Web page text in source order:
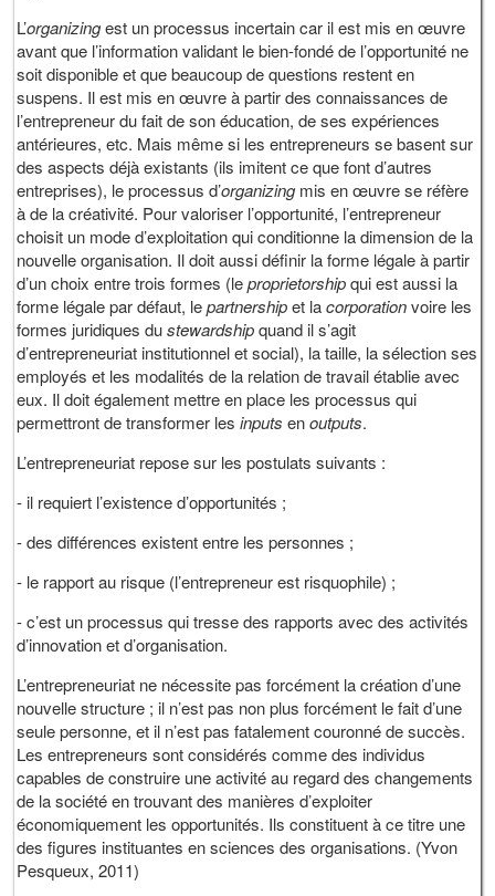
L’organizingest un processus incertain car il est mis en œuvre
avant que l’information validant le bien-fondé de l’opportunité ne
soit disponible et que beaucoup de questions restent en
suspens. Il est mis en œuvre à partir des connaissances de
l’entrepreneur du fait de son éducation, de ses expériences
antérieures, etc. Mais même si les entrepreneurs se basent sur
des aspects déjà existants (ils imitent ce que font d’autres
entreprises), le processus d’organizingmis en œuvre se réfère
à de la créativité. Pour valoriser l’opportunité, l’entrepreneur
choisit un mode d’exploitation qui conditionne la dimension de la
nouvelle organisation. Il doit aussi définir la forme légale à partir
d’un choix entre trois formes (leproprietorshipqui est aussi la
forme légale par défaut, lepartnershipet lacorporationvoire les
formes juridiques dustewardshipquand il s’agit
d’entrepreneuriat institutionnel et social), la taille, la sélection ses
employés et les modalités de la relation de travail établie avec
eux. Il doit également mettre en place les processus qui
permettront de transformer lesinputsenoutputs.
L’entrepreneuriat repose sur les postulats suivants :
- il requiert l’existence d’opportunités ;
- des différences existent entre les personnes ;
- le rapport au risque (l’entrepreneur est risquophile) ;
- c’est un processus qui tresse des rapports avec des activités
d’innovation et d’organisation.
L’entrepreneuriat ne nécessite pas forcément la création d’une
nouvelle structure ; il n’est pas non plus forcément le fait d’une
seule personne, et il n’est pas fatalement couronné de succès.
Les entrepreneurs sont considérés comme des individus
capables de construire une activité au regard des changements
de la société en trouvant des manières d’exploiter
économiquement les opportunités. Ils constituent à ce titre une
des figures instituantes en sciences des organisations. (Yvon
Pesqueux, 2011)